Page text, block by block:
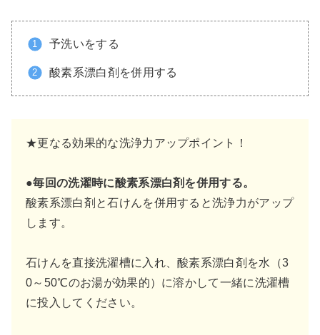
予洗いをする
酸素系漂白剤を併用する
★更なる効果的な洗浄力アップポイント！
●毎回の洗濯時に酸素系漂白剤を併用する。
酸素系漂白剤と石けんを併用すると洗浄力がアップ
します。
石けんを直接洗濯槽に入れ、酸素系漂白剤を水（3
0～50℃のお湯が効果的）に溶かして一緒に洗濯槽
に投入してください。